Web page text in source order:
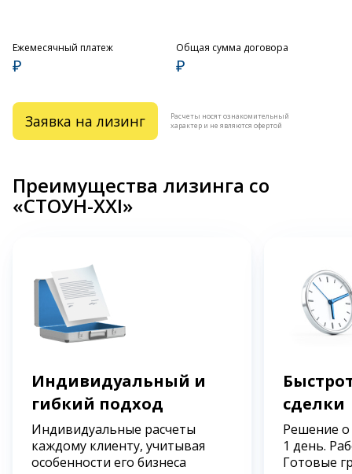
Ежемесячный платеж
₽
Общая сумма договора
₽
Заявка на лизинг
Расчеты носят ознакомительный
характер и не являются офертой
Преимущества лизинга со
«СТОУН-XXI»
Индивидуальный и
гибкий подход
Индивидуальные расчеты
каждому клиенту, учитывая
особенности его бизнеса
сделки
Решение
1 день.
Готовые